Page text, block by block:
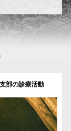
みる ]
明版］
部の診療活動